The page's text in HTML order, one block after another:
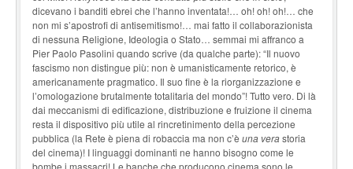
dicevano i banditi ebrei che l’hanno inventata!… oh! oh! oh!… che
non mi s’apostrofi di antisemitismo!… mai fatto il collaborazionista
di nessuna Religione, Ideologia o Stato… semmai mi affranco a
Pier Paolo Pasolini quando scrive (da qualche parte): “Il nuovo
fascismo non distingue più: non è umanisticamente retorico, è
americanamente pragmatico. Il suo fine è la riorganizzazione e
l’omologazione brutalmente totalitaria del mondo”! Tutto vero. Di là
dai meccanismi di edificazione, distribuzione e fruizione il cinema
resta il dispositivo più utile al rincretinimento della percezione
pubblica (la Rete è piena di robaccia ma non c’è una verastoria
del cinema)! I linguaggi dominanti ne hanno bisogno come le